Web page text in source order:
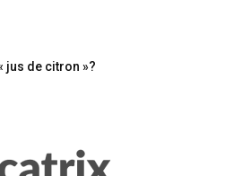
jus de citron »?